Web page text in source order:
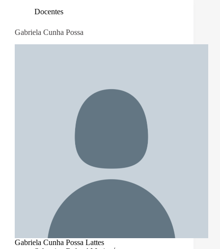
Docentes
Gabriela Cunha Possa
Gabriela Cunha Possa Lattes